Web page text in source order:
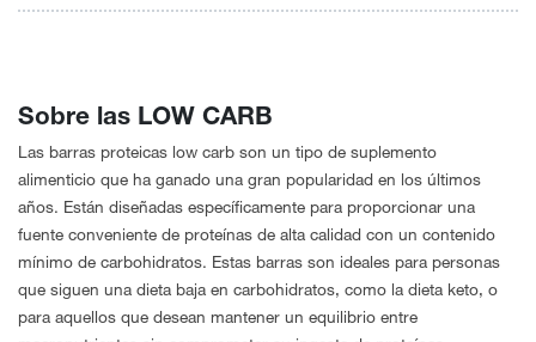
Sobre las LOW CARB
Las barras proteicas low carb son un tipo de suplemento
alimenticio que ha ganado una gran popularidad en los últimos
años. Están diseñadas específicamente para proporcionar una
fuente conveniente de proteínas de alta calidad con un contenido
mínimo de carbohidratos. Estas barras son ideales para personas
que siguen una dieta baja en carbohidratos, como la dieta keto, o
para aquellos que desean mantener un equilibrio entre